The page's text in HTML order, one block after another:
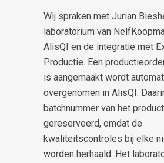
Wij spraken met Jurian
laboratorium van
AlisQI en de integratie met
Productie. Een
is aangemaakt wordt
overgenomen in AlisQI.
batchnummer van het
gereserveerd, omdat de
kwaliteitscontroles bij elke
worden herhaald. Het